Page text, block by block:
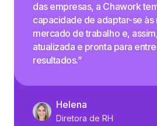
das empresas, a Chawork
capacidade de adaptar-se às
mercado de trabalho e,
atualizada e pronta para
resultados.”
Helena
Diretora de RH